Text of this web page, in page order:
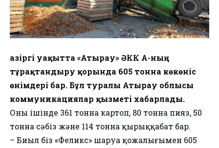
Қазіргі уақытта «Атырау» ӘКК АҚ-ның
тұрақтандыру қорында 605 тонна көкөніс
өнімдері бар. Бұл туралы Атырау облысы
коммуникациялар қызметі хабарлады.
Оның ішінде 361 тонна картоп, 80 тонна пияз, 50
тонна сәбіз және 114 тонна қырыққабат бар.
– Биыл біз «Феликс» шаруа қожалығымен 605